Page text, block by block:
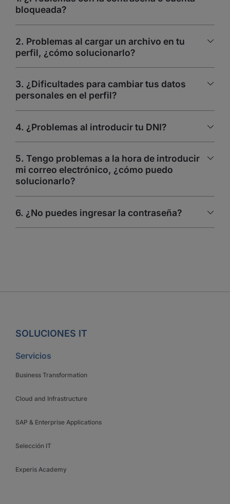
bloqueada?
2. Problemas al cargar un archivo en tu
perfil, ¿cómo solucionarlo?
3. ¿Dificultades para cambiar tus datos
personales en el perfil?
4. ¿Problemas al introducir tu DNI?
5. Tengo problemas a la hora de introducir
mi correo electrónico, ¿cómo puedo
solucionarlo?
6. ¿No puedes ingresar la contraseña?
SOLUCIONES IT
Servicios
Business Transformation
Cloud and Infrastructure
SAP & Enterprise Applications
Selección IT
Experis Academy